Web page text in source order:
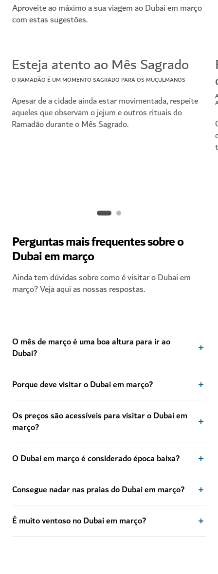
Aproveite ao máximo a sua viagem ao Dubai em março
com estas sugestões.
Esteja atento ao Mês Sagrado
O RAMADÃO É UM MOMENTO SAGRADO PARA OS MUÇULMANOS
Apesar de a cidade ainda estar movimentada, respeite
aqueles que observam o jejum e outros rituais do
Ramadão durante o Mês Sagrado.
Perguntas mais frequentes sobre o
Dubai em março
Ainda tem dúvidas sobre como é visitar o Dubai em
março? Veja aqui as nossas respostas.
O mês de março é uma boa altura para ir ao
Dubai?
Porque deve visitar o Dubai em março?
Os preços são acessíveis para visitar o Dubai em
março?
O Dubai em março é considerado época baixa?
Consegue nadar nas praias do Dubai em março?
É muito ventoso no Dubai em março?